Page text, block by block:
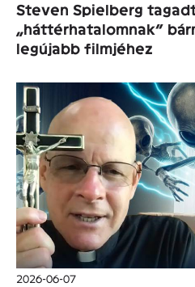
Steven Spielberg
„háttérhatalomnak”
legújabb filmjéhez
2026-06-07